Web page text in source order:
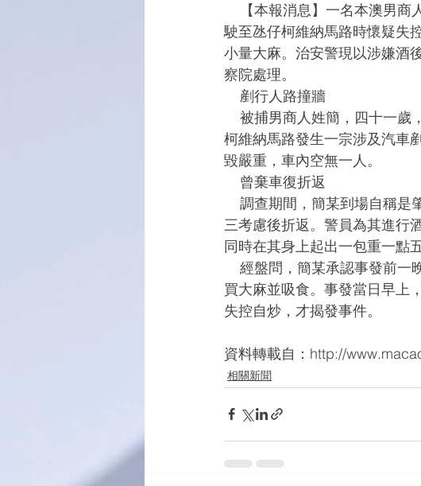
駛至氹仔柯維納馬路時懷疑失
小量大麻。治安警現以涉嫌酒
察院處理。
    剷行人路撞牆
柯維納馬路發生一宗涉及汽車
毀嚴重，車內空無一人。
    曾棄車復折返
三考慮後折返。警員為其進行
同時在其身上起出一包重一點
買大麻並吸食。事發當日早上
失控自炒，才揭發事件。
資料轉載自：http://
相關新聞